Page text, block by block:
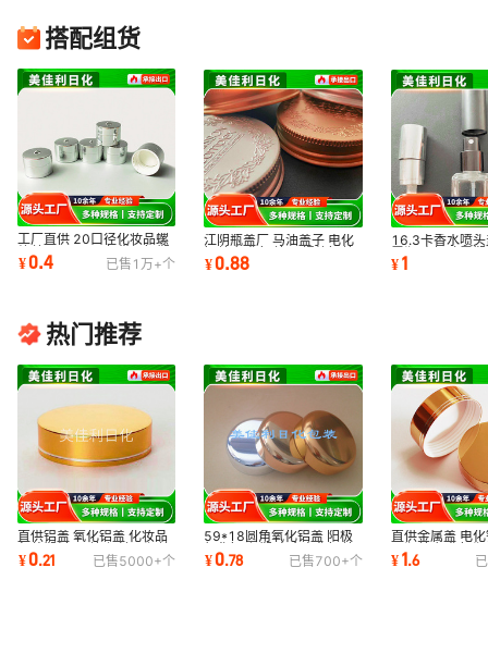
搭配组货
工厂直供 20口径化妆品螺
纹盖 24*18 顶部带扣铝塑
盖 颜色可选
¥0.4 已售 1万+个
江阴瓶盖厂 马油盖子 电化
铝盖 氧化铝盖子 螺纹铝盖
香水香薰盖
¥0.88
16.3卡香水喷头
雾瓶 电解喷雾
膏霜瓶批发
¥1
热门推荐
直供铝盖 氧化铝盖 化妆品
包装塑料UV盖 保健品瓶盖
定 制
¥0.21 已售5000+个
59*18圆角氧化铝盖 阳极
氧化铝 內塑 亮金电化铝盖
工厂直供现货
¥0.78 已售700+个
直供金属盖 电
品瓶盖 氧化铝
支持定 制
¥1.6